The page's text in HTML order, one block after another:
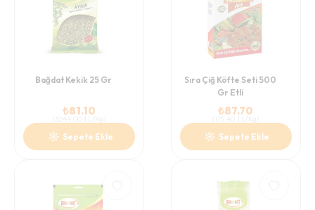
Bağdat Kekik 25 Gr
₺81.10
Sepete Ekle
Sıra Çiğ Köfte Seti 500
Gr Etli
₺87.70
Sepete Ekle